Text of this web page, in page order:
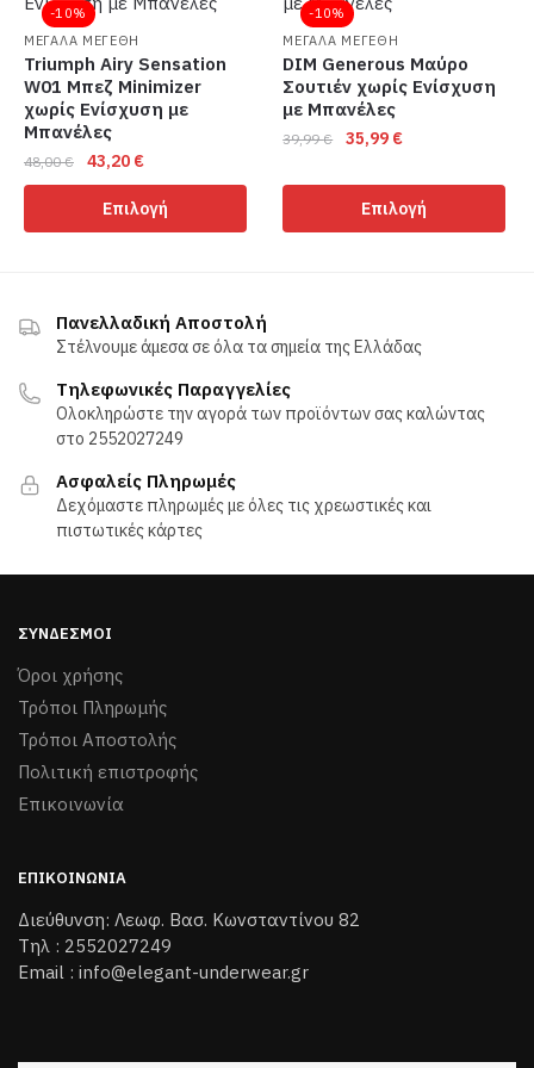
Οι
επιλογές
μπορούν
να
επιλεγούν
στη
του
Οι
επιλογές
μπορούν
να
επιλεγούν
του
-10%
ΜΕΓΑΛΑ ΜΕΓΕΘΗ
Triumph Airy Sensation
W01 Μπεζ Minimizer
χωρίς Ενίσχυση με
Μπανέλες
48,00€
Original
price
was:
48,00 €.
43,20 €Η
τρέχουσα
τιμή
είναι:
Επιλογή
το
πολλαπλές
παραλλαγές.
επιλογές
μπορούν
επιλεγούν
του
-10%
ΜΕΓΑΛΑ ΜΕΓΕΘΗ
DIM Generous Μαύρο
Σουτιέν χωρίς Ενίσχυση
με Μπανέλες
39,99€
Original
was:
39,99 €.
35,99 €Η
τιμή
είναι:
Επιλογή
προϊόν
Οι
μπορούν
σελίδα
προϊόντος
Πανελλαδική Αποστολή
Στέλνουμε άμεσα σε όλα τα σημεία της Ελλάδας
Τηλεφωνικές Παραγγελίες
Ολοκληρώστε την αγορά των προϊόντων σας καλώντας
στο 2552027249
Ασφαλείς Πληρωμές
Δεχόμαστε πληρωμές με όλες τις χρεωστικές και
πιστωτικές κάρτες
ΣΎΝΔΕΣΜΟΙ
Όροι χρήσης
Τρόποι Πληρωμής
Τρόποι Aποστολής
Πολιτική επιστροφής
Επικοινωνία
ΕΠΙΚΟΙΝΩΝΊΑ
Διεύθυνση: Λεωφ. Βασ. Κωνσταντίνου 82
Τηλ : 2552027249
Email : info@elegant-underwear.gr